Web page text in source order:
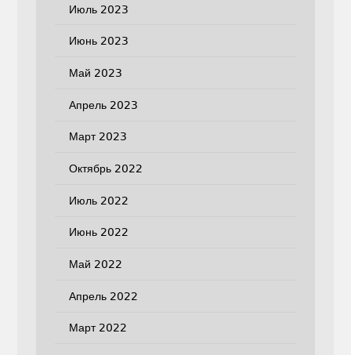
Июль 2023
Июнь 2023
Май 2023
Апрель 2023
Март 2023
Октябрь 2022
Июль 2022
Июнь 2022
Май 2022
Апрель 2022
Март 2022